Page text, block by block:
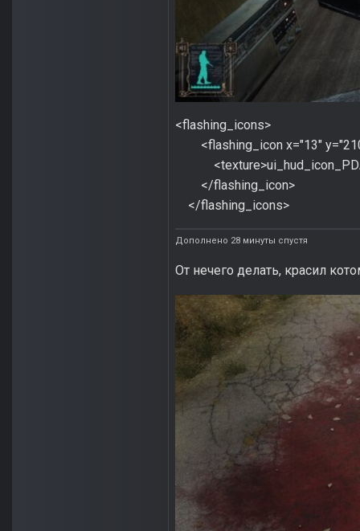
<flashing_icons>
<flashing_icon x="13"
</flashing_icon>
</flashing_icons>
Дополнено 28 минуты спустя
От нечего делать, красил